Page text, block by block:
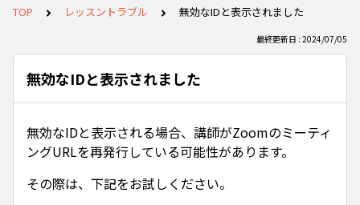
TOP レッスントラブル 無効なIDと表示されました
最終更新日 : 2024/07/05
無効なIDと表示されました
無効なIDと表示される場合、講師がZoomのミーティ
ングURLを再発行している可能性があります。
その際は、下記をお試しください。